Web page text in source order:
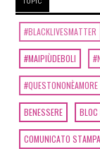
#BLACKLIVESMATTER
#MAIPIÙDEBOLI
#QUESTONONÈAMORE
BENESSERE BLOC
COMUNICATO STAMPA